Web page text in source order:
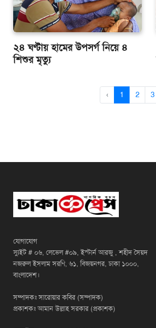
২৪ ঘণ্টায় হামের উপসর্গ নিয়ে ৪
শিশুর মৃত্যু
‹ 1 2 3
যোগাযোগ
স্যুইট # ০৬, লেভেল #০৯, ইস্টার্ন আরজু , শহীদ সৈয়দ
নজরুল ইসলাম সরণি, ৬১, বিজয়নগর, ঢাকা ১০০০,
বাংলাদেশ।
সম্পাদকঃ সারোয়ার কবির (সম্পাদক)
প্রকাশকঃ আমান উল্লাহ সরকার (প্রকাশক)